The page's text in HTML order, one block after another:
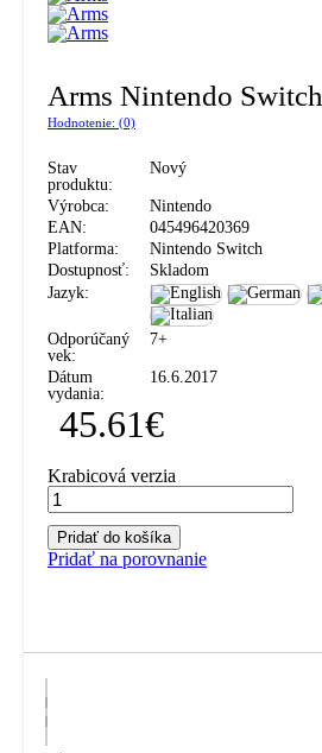
Arms Nintendo Switch
Hodnotenie: (0)
Stav
produktu:
Nový
Výrobca:
Nintendo
EAN:
045496420369
Platforma:
Nintendo Switch
Dostupnosť:
Skladom
Jazyk:
Odporúčaný
vek:
7+
Dátum
vydania:
16.6.2017
45.61€
Krabicová verzia
Pridať do košíka
Pridať na porovnanie